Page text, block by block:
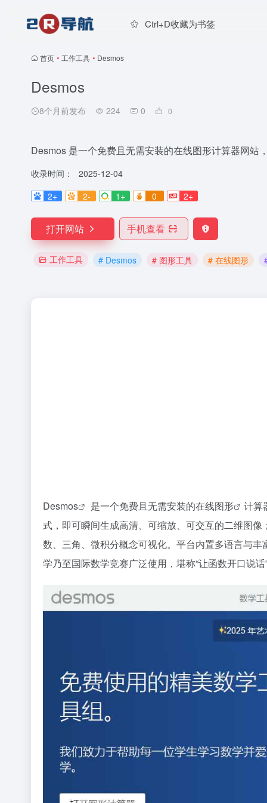
Ctrl+D收藏为书签
首页 • 工作工具 • Desmos
Desmos
8个月前发布 224 0 0
Desmos 是一个免费且无需安装的在线图形计算器网站
收录时间：
2025-12-04
2+
2- 1+ 0 2+
打开网站 手机查看
工作工具 # Desmos # 图形工具 # 在线图形
Desmos 是一个免费且无需安装的在线图形
计算
式，即可瞬间生成高清、可缩放、可交互的二维图
数、三角、微积分概念可视化。平台内置多语言与
学乃至国际数学竞赛广泛使用，堪称“让函数开口说